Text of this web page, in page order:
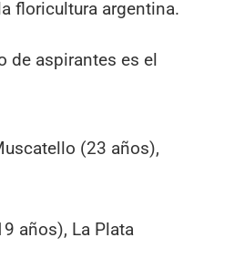
floricultura argentina.
de aspirantes es el
(23 años),
años), La Plata